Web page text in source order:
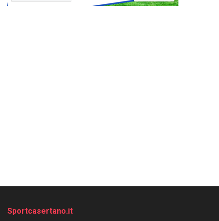
Sportcasertano.it